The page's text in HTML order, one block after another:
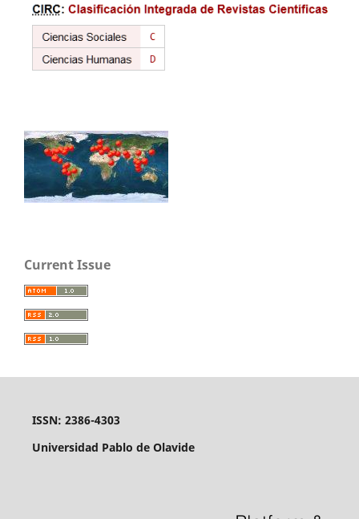
Current Issue
ISSN: 2386-4303
Universidad Pablo de Olavide